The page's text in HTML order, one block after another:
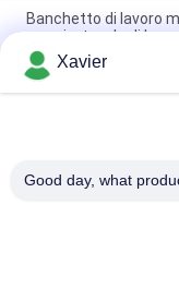
Banchetto di lavoro
magri e tavolo di
Rivestimento
tubo del tubo per
Personalizzazione
Xavier
Good day, what